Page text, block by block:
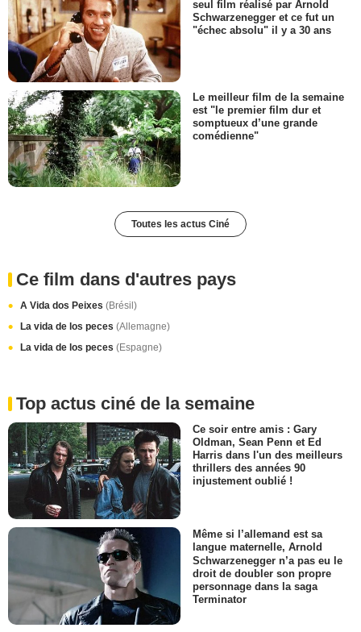
seul film réalisé par Arnold
Schwarzenegger et ce fut un
"échec absolu" il y a 30 ans
Le meilleur film de la semaine
est "le premier film dur et
somptueux d’une grande
comédienne"
Toutes les actus Ciné
Ce film dans d'autres pays
A Vida dos Peixes (Brésil)
La vida de los peces (Allemagne)
La vida de los peces (Espagne)
Top actus ciné de la semaine
Ce soir entre amis : Gary
Oldman, Sean Penn et Ed
Harris dans l'un des meilleurs
thrillers des années 90
injustement oublié !
Même si l’allemand est sa
langue maternelle, Arnold
Schwarzenegger n’a pas eu le
droit de doubler son propre
personnage dans la saga
Terminator